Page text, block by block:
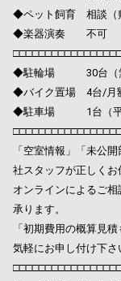
◆ペット飼育 相談（
◆楽器演奏 不可
◆駐輪場 30台（無
◆バイク置場 4台/月
◆駐車場 1台（平置
「空室情報」「未公
社スタッフが正しくお
オンラインによるご
承ります。
「初期費用の概算見
気軽にお申し付け下さ